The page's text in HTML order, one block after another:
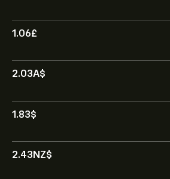
1.06‎£‎
2.03‎A$‎
1.83‎$‎
2.43‎NZ$‎